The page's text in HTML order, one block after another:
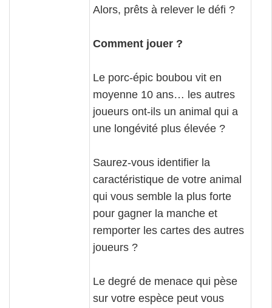
Alors, prêts à relever le défi ?
Comment jouer ?
Le porc-épic boubou vit en
moyenne 10 ans… les autres
joueurs ont-ils un animal qui a
une longévité plus élevée ?
Saurez-vous identifier la
caractéristique de votre animal
qui vous semble la plus forte
pour gagner la manche et
remporter les cartes des autres
joueurs ?
Le degré de menace qui pèse
sur votre espèce peut vous